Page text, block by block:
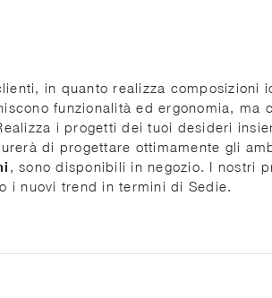
in quanto realizza
funzionalità ed ergonomia, ma
i progetti dei tuoi desideri
di progettare ottimamente gli
, sono disponibili in negozio. I nostri
i nuovi trend in termini di Sedie.